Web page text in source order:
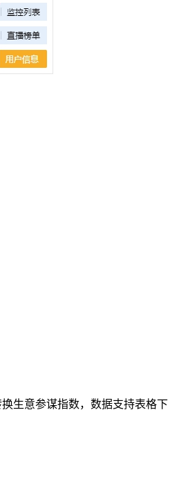
生意参谋指数，数据支持表格下